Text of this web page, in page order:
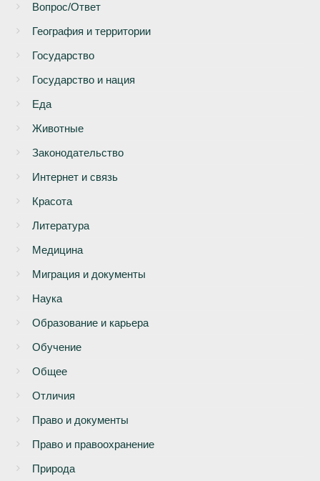
Вопрос/Ответ
География и территории
Государство
Государство и нация
Еда
Животные
Законодательство
Интернет и связь
Красота
Литература
Медицина
Миграция и документы
Наука
Образование и карьера
Обучение
Общее
Отличия
Право и документы
Право и правоохранение
Природа